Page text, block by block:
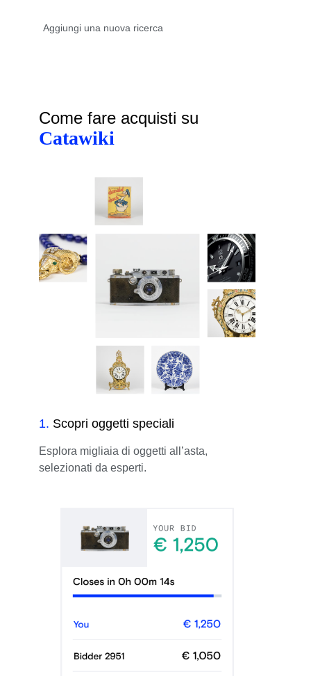
Come fare acquisti su
Catawiki
1. Scopri oggetti speciali
Esplora migliaia di oggetti all’asta,
selezionati da esperti.